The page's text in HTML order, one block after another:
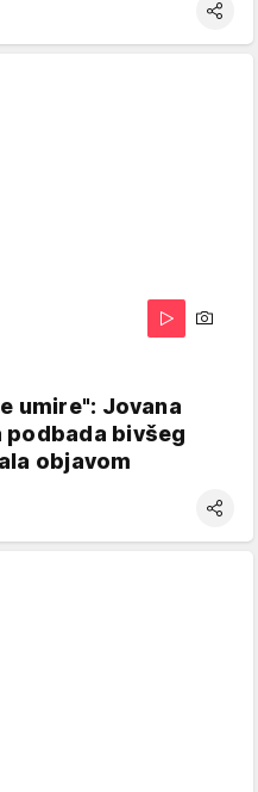
umire": Jovana
podbada bivšeg
objavom